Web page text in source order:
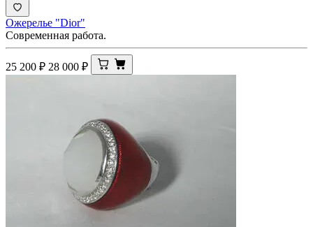
Ожерелье "Dior"
Современная работа.
25 200 ₽ 28 000 ₽